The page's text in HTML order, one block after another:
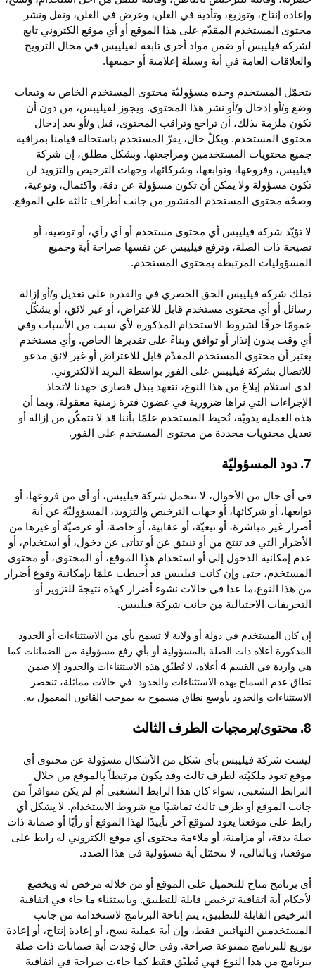
إنتاج، وتوزيع، وتأدية في العلن، وعرض في العلن، ونقل ونشر
المستخدم المقدّم على هذا الموقع أو أي موقع الكتروني تابع
فيليبس أو ضمن مواد أخرى تابعة لفيليبس في مجال الترويج
العامة في أية وسيلة إعلامية أو جميعها.
المستخدم وحده مسؤوليّة محتوى المستخدم الخاص به وتبعات
و/أو إدخال و/أو نشر هذا المحتوى. ويجوز لفيليبس، من دون أن
ملزمة بذلك، أن تراجع وتراقب المحتوى، قبل و/أو بعد إدخال
المستخدم. وبكلّ حال، يقرّ المستخدم باستحالة قيامنا بمراقبة
محتويات المستخدمين ومراجعتها. وبشكل مطلق، إن شركة
وفروعها، وتوابعها، وشركائها، وجهات الترخيص والتزويد لن
مسؤولة ولا يمكن أن تكون مسؤولة عن دقة، واكتمال، ونوعية،
محتوى المستخدم المنشور من جانب أطراف ثالثة على الموقع.
تؤيّد شركة فيليبس أي محتوى مستخدم أو أي رأي، أو توصية، أو
ذات الصلة، وترفع فيليبس عن نفسها صراحة أية وجميع
المرتبطة بمحتوى المستخدم.
شركة فيليبس الحق الحصري في والقدرة على تعديل و/أو إزالة
أو أي محتوى مستخدم قابل للاعتراض، أو غير لائق، أو يشكّل
خرقًا لشروط الاستخدام المذكورة لأي سبب من الأسباب وفي
وقت بدون إنذار أو توافق وبناءً على تقديرها الخاص. وأي مستخدم
أن محتوى المستخدم المقدّم قابل للاعتراض أو غير لائق مدعو
بشركة فيليبس على الفور بواسطة البريد الالكتروني.
استلام إبلاغ من هذا النوع، نتعهد ببذل قصارى جهدنا لاتخاذ
التي نراها ضرورية في غضون فترة زمنية معقولة. وبما أن
العملية يدويّة، نُحيط المستخدم علمًا بأننا قد لا نتمكّن من إزالة أو
محتويات محددة من محتوى المستخدم على الفور.
ي أي حال من الأحوال، لا تتحمل شركة فيليبس، أو أي من فروعها، أو
أو شركائها، أو جهات الترخيص والتزويد، المسؤوليّة عن أية
غير مباشرة، أو تبعيّة، أو عقابية، أو خاصة، أو عرضيّة أو غيرها من
التي قد تنتج من أو تنبثق عن أو تتأتى عن دخول، أو استخدام، أو
إمكانية الدخول إلى أو استخدام هذا الموقع، أو المحتوى، أو محتوى
حتى وإن كانت فيليبس قد أُحيطت علمًا بإمكانية وقوع أضرار
هذا النوع،ما عدا في حالات نشوء أضرار كهذه نتيجةً للتزوير أو
الاحتيالية من جانب شركة فيليبس.
كان المستخدم في دولة أو ولاية لا تسمح بأي من الاستثناءات أو الحدود
أعلاه ذات الصلة بالمسؤولية أو بأي رفع مسؤولية من الضمانات كما
هي واردة في القسم 4 أعلاه، لا تُطبّق هذه الاستثناءات والحدود إلا ضمن
عدم السماح بهذه الاستثناءات والحدود. في حالات مماثلة، تنحصر
والحدود بأوسع نطاق مسموح به بموجب القانون المعمول به.
الثالث
شركة فيليبس بأي شكل من الأشكال مسؤولة عن محتوى أي
تعود ملكيّته لطرف ثالث وقد يكون مرتبطاً بالموقع من خلال
التشعبي، سواء كان هذا الرابط التشعبي أم لم يكن متوافراً من
الموقع أو طرف ثالث تماشيًا مع شروط الاستخدام. لا يشكل أي
على موقعنا يعود لموقع آخر تأييدًا لهذا الموقع أو رأيًا أو ضمانة ذات
بدقة، أو مزامنة، أو ملاءمة محتوى أي موقع الكتروني له رابط على
وبالتالي، لا نتحمّل أية مسؤولية في هذا الصدد.
برنامج متاح للتحميل على الموقع أو من خلاله مرخص له ويخضع
أية اتفاقية ترخيص قابلة للتطبيق. وباستثناء ما جاء في اتفاقية
القابلة للتطبيق، يتم إتاحة البرنامج لاستخدامه من جانب
النهائيين فقط، وإن أية عملية نسخ، أو إعادة إنتاج، أو إعادة
للبرنامج ممنوعة صراحة. وفي حال وُجدت أية ضمانات ذات صلة
من هذا النوع فهي تُطبّق فقط كما جاءت صراحة في اتفاقية